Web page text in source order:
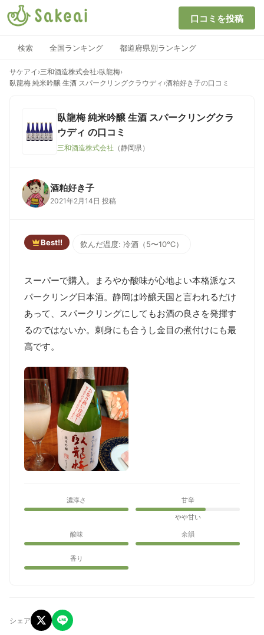
口コミを投稿
検索 全国ランキング 都道府県別ランキング
サケアイ ›三和酒造株式会社›臥龍梅›
臥龍梅 純米吟醸 生酒 スパークリングクラウディ ›酒粕好き子の口コミ
臥龍梅 純米吟醸 生酒 スパークリングクラ
ウディ の口コミ
三和酒造株式会社 （静岡県）
酒粕好き子
2021年2月14日 投稿
Best!! 飲んだ温度: 冷酒（5〜10℃）
スーパーで購入。まろやか酸味が心地よい本格派なス
パークリング日本酒。静岡は吟醸天国と言われるだけ
あって、スパークリングにしてもお酒の良さを発揮す
るのではないか。刺身にも合うし金目の煮付けにも最
高です。
濃淳さ 甘辛
やや甘い
酸味 余韻
香り
シェア